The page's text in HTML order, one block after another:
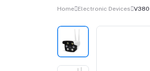
Home Electronic Devices